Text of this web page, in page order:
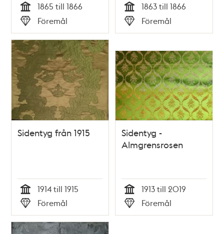
Tid
1865 till 1866
Typ
Föremål Tid
1863 till 1866
Typ
Föremål
Sidentyg från 1915
Tid
1914 till 1915
Typ
Föremål
Sidentyg -
Almgrensrosen
Tid
1913 till 2019
Typ
Föremål